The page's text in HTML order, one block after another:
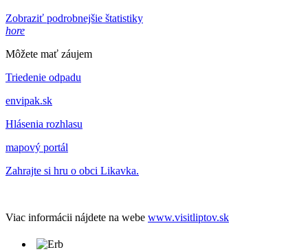
Zobraziť podrobnejšie štatistiky
hore
Môžete mať záujem
Triedenie odpadu
envipak.sk
Hlásenia rozhlasu
mapový portál
Zahrajte si hru o obci Likavka.
Viac informácii nájdete na webe www.visitliptov.sk